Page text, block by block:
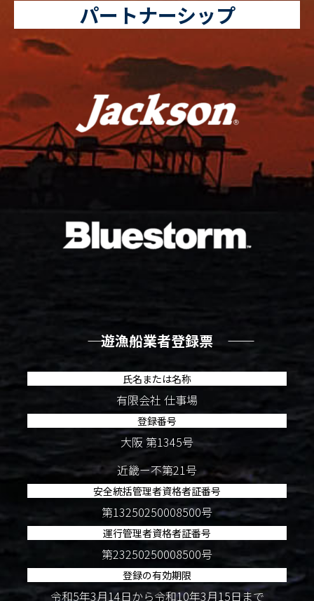
パートナーシップ
―― 遊漁船業者登録票 ――
氏名または名称
有限会社 仕事場
登録番号
大阪 第1345号
近畿ー不第21号
安全統括管理者資格者証番号
第13250250008500号
運行管理者資格者証番号
第23250250008500号
登録の有効期限
令和5年3月14日から令和10年3月15日まで